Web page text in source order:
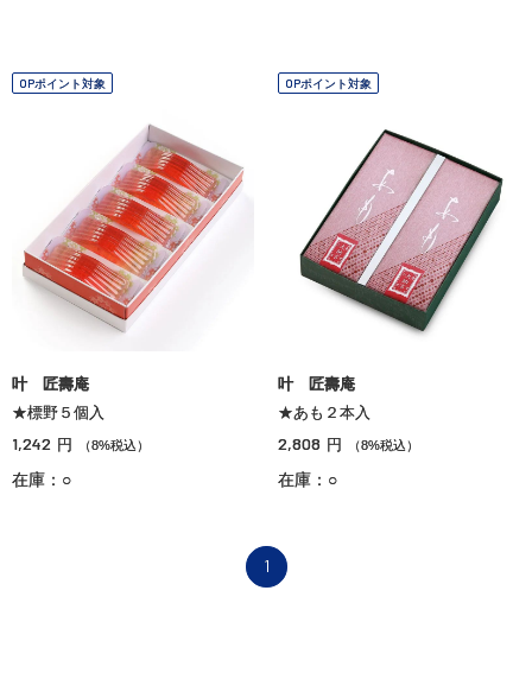
OPポイント対象
叶 匠壽庵
★標野５個入
1,242 円 （8%税込）
在庫：○
OPポイント対象
叶 匠壽庵
★あも２本入
2,808 円 （8%税込）
在庫：○
1